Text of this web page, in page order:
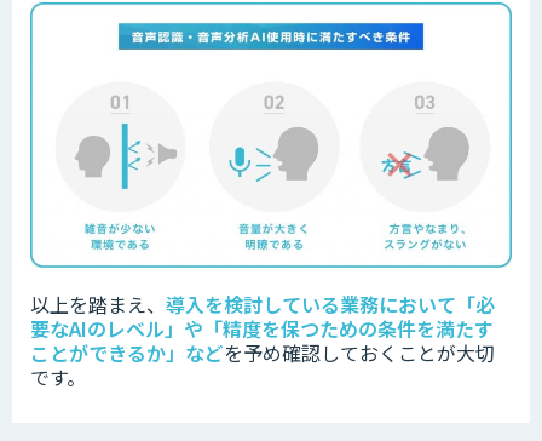
以上を踏まえ、 導入を検討している業務において「必
要なAIのレベル」や「精度を保つための条件を満たす
ことができるか」などを予め確認しておくことが大切
です。